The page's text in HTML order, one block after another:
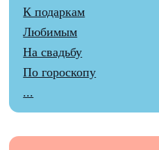
К подаркам
Любимым
На свадьбу
По гороскопу
...